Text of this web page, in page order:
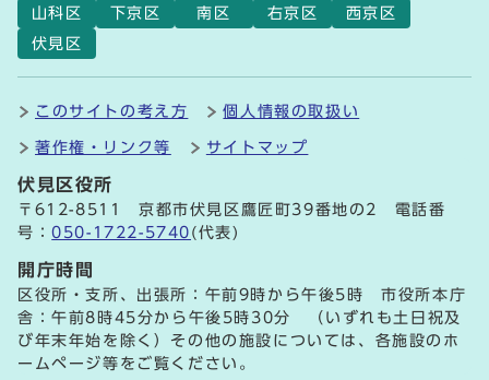
山科区
下京区 南区 右京区
西京区
伏見区
このサイトの考え方 個人情報の取扱い
著作権・リンク等 サイトマップ
伏見区役所
〒612-8511 京都市伏見区鷹匠町39番地の2 電話番
号：050-1722-5740 (代表)
開庁時間
区役所・支所、出張所：午前9時から午後5時 市役所本庁
舎：午前8時45分から午後5時30分 （いずれも土日祝及
び年末年始を除く）その他の施設については、各施設のホ
ームページ等をご覧ください。